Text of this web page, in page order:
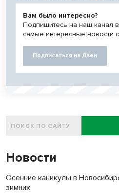
Вам было интересно?
Подпишитесь на наш канал
самые интересные новости
Подписаться на Дзен
Новости
Осенние каникулы в
зимних